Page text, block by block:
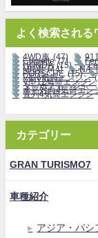
よく検索される
4WD車 (47) 911
Corvette (7)
HONDA (15)
MR車 (44) NA
PORSCHE (15)
V型6気筒エンジン
V型12気筒エンジン
ターボチャージャー
水平対向4気筒エン
直列4気筒エンジン
カテゴリー
GRAN TURISMO7
車種紹介
アジア・パシ